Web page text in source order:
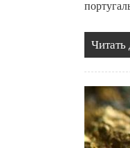
Читать